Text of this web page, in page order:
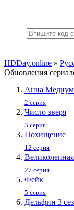
HDDay.online »
Обновления
Анна Медиум
2 серия
Число зверя
3 серия
Похищение
12 серия
27 серия
Фейк
5 серия
Дельфин 3